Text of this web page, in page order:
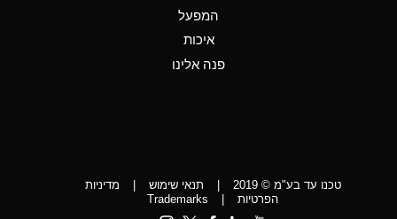
Aniline
D
המפעל
איכות
פנה אלינו
טכנו עד בע"מ © 2019 | תנאי שימוש |
מדיניות
הפרטיות
|
Trademarks